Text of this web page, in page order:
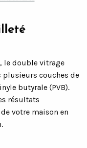
le double vitrage
plusieurs couches de
butyrale (PVB).
résultats
de votre maison en